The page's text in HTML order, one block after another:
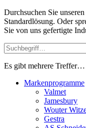
Durchsuchen Sie
Standardlösung. Oder
Sie von uns gefertigte
Es gibt mehrere Treffer…
Markenprogramme
Valmet
Jamesbury
Wouter
Gestra